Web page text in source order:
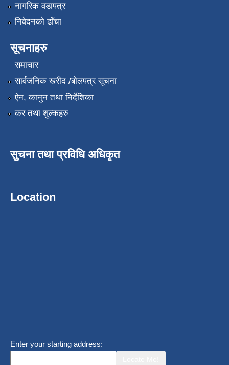
नागरिक वडापत्र
निवेदनको ढाँचा
सूचनाहरु
समाचार
सार्वजनिक खरीद /बोलपत्र सूचना
ऐन, कानुन तथा निर्देशिका
कर तथा शुल्कहरु
सुचना तथा प्रविधि अधिकृत
Location
Enter your starting address: